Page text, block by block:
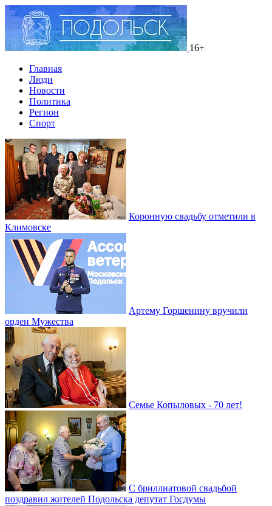
16+
Главная
Люди
Новости
Политика
Регион
Спорт
Коронную свадьбу отметили в
Климовске
Артему Горшенину вручили
орден Мужества
Семье Копыловых - 70 лет!
С бриллиатовой свадьбой
поздравил жителей Подольска депутат Госдумы